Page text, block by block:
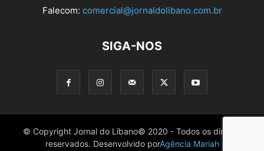
Falecom: comercial@jornaldolibano.com.br
SIGA-NOS
© Copyright Jornal do Líbano© 2020 - Todos os direitos
reservados. Desenvolvido porAgência Mariah